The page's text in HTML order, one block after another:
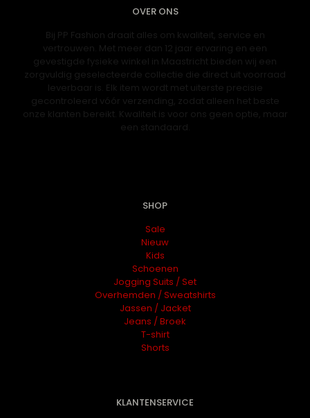
OVER ONS
Bij PP Fashion draait alles om kwaliteit, service en
vertrouwen. Met meer dan 12 jaar ervaring en een
gevestigde fysieke winkel in Maastricht bieden wij een
zorgvuldig geselecteerde collectie die direct uit voorraad
leverbaar is. Elk item wordt met uiterste precisie
gecontroleerd vóór verzending, zodat alleen het beste
onze klanten bereikt. Kwaliteit is voor ons geen optie, maar
een standaard.
SHOP
Sale
Nieuw
Kids
Schoenen
Jogging Suits / Set
Overhemden / Sweatshirts
Jassen / Jacket
Jeans / Broek
T-shirt
Shorts
KLANTENSERVICE